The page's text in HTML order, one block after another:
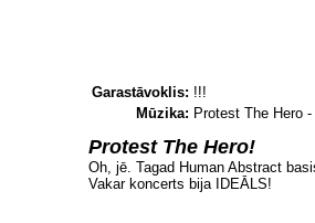
Garastāvoklis: !!!
Mūzika: Protest The Hero
Protest The Hero!
Oh, jē. Tagad Human Abstract
Vakar koncerts bija IDEĀLS!